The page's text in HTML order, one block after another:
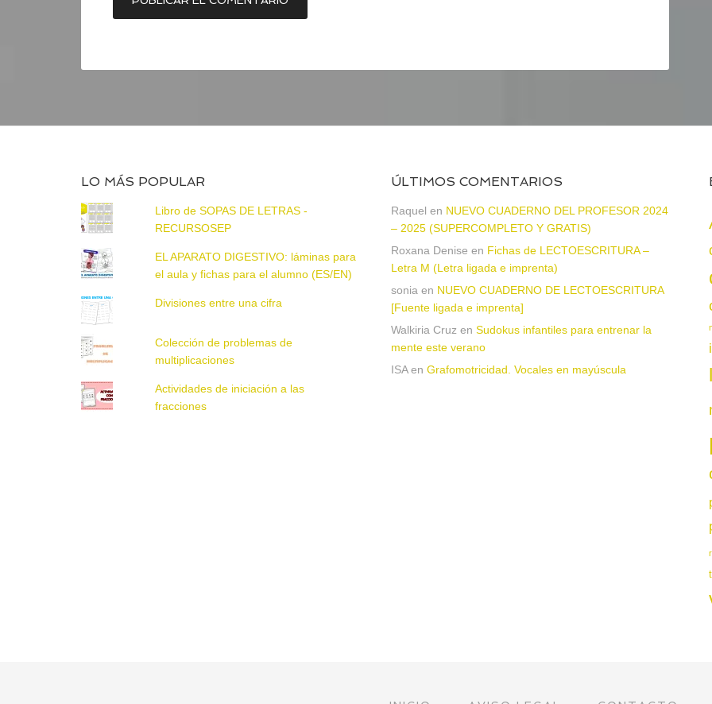
LO MÁS POPULAR
Libro de SOPAS DE LETRAS -
RECURSOSEP
EL APARATO DIGESTIVO: láminas para
el aula y fichas para el alumno (ES/EN)
Divisiones entre una cifra
Colección de problemas de
multiplicaciones
Actividades de iniciación a las
fracciones
ÚLTIMOS COMENTARIOS
Raquel en NUEVO CUADERNO DEL PROFESOR 2024
– 2025 (SUPERCOMPLETO Y GRATIS)
Roxana Denise en Fichas de LECTOESCRITURA –
Letra M (Letra ligada e imprenta)
sonia en NUEVO CUADERNO DE LECTOESCRITURA
[Fuente ligada e imprenta]
Walkiria Cruz en Sudokus infantiles para entrenar la
mente este verano
ISAen Grafomotricidad. Vocales en mayúscula